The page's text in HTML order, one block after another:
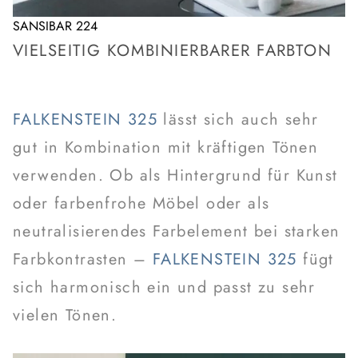
SANSIBAR 224
VIELSEITIG KOMBINIERBARER FARBTON
FALKENSTEIN 325 lässt sich auch sehr
gut in Kombination mit kräftigen Tönen
verwenden. Ob als Hintergrund für Kunst
oder farbenfrohe Möbel oder als
neutralisierendes Farbelement bei starken
Farbkontrasten – FALKENSTEIN 325 fügt
sich harmonisch ein und passt zu sehr
vielen Tönen.